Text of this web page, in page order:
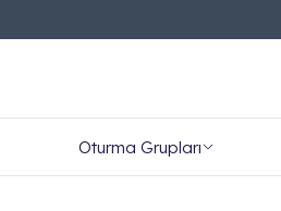
Oturma Grupları